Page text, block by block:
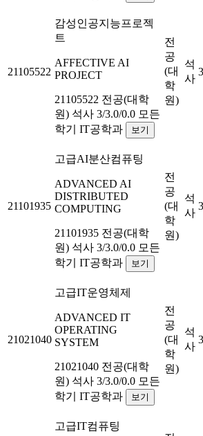
21105522
감성인공지능프로젝
트
AFFECTIVE AI
PROJECT
21105522 전공(대학
원) 석사 3/3.0/0.0 모든
학기
IT공학과 보기
전
공
(대
학
원)
석
사
21101935
고급AI분산컴퓨팅
ADVANCED AI
DISTRIBUTED
COMPUTING
21101935 전공(대학
원) 석사 3/3.0/0.0 모든
학기
IT공학과 보기
전
공
(대
학
원)
석
사
21021040
고급IT운영체제
ADVANCED IT
OPERATING
SYSTEM
21021040 전공(대학
원) 석사 3/3.0/0.0 모든
학기
IT공학과 보기
전
공
(대
학
원)
석
사
고급IT컴퓨팅